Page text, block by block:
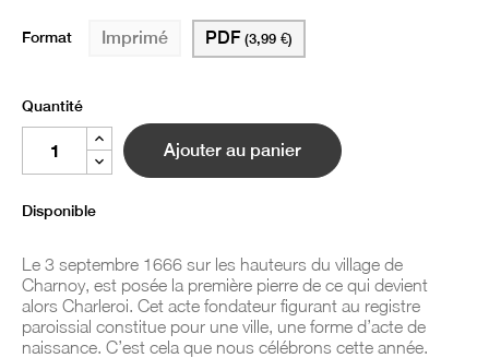
Format Imprimé PDF (3,99 €)
Quantité
Ajouter au panier
Disponible
Le 3 septembre 1666 sur les hauteurs du village de
Charnoy, est posée la première pierre de ce qui devient
alors Charleroi. Cet acte fondateur figurant au registre
paroissial constitue pour une ville, une forme d’acte de
naissance. C’est cela que nous célébrons cette année.